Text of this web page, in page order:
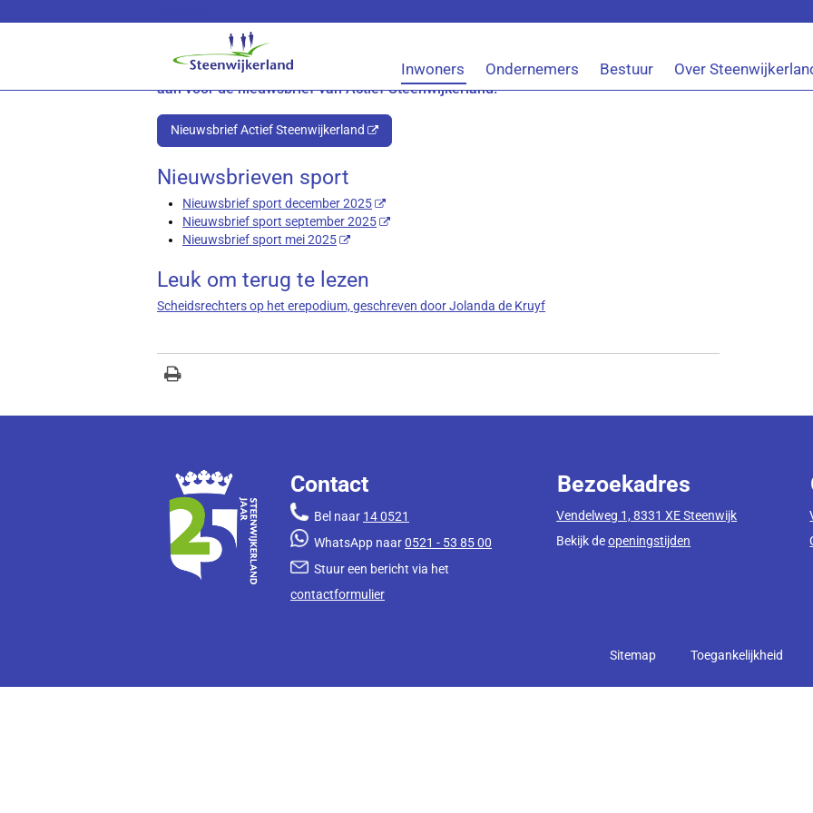
Inwoners Ondernemers Bestuur Over
Nieuws en nieuwsbrieven sport
Wilt u op de hoogte blijven van het nieuws over sport in Steenwijkerland? Meld u dan
aan voor de nieuwsbrief van Actief Steenwijkerland.
Nieuwsbrief Actief Steenwijkerland
Nieuwsbrieven sport
Nieuwsbrief sport december 2025
Nieuwsbrief sport september 2025
Nieuwsbrief sport mei 2025
Leuk om terug te lezen
Scheidsrechters op het erepodium, geschreven door Jolanda de Kruyf
Contact
Bel naar 14 0521
WhatsApp naar0521 - 53 85 00
Stuur een bericht via het
contactformulier
Bezoekadres
Vendelweg 1, 8331 XE Steenwijk
Bekijk deopeningstijden
Sitemap Toegankelijkheid